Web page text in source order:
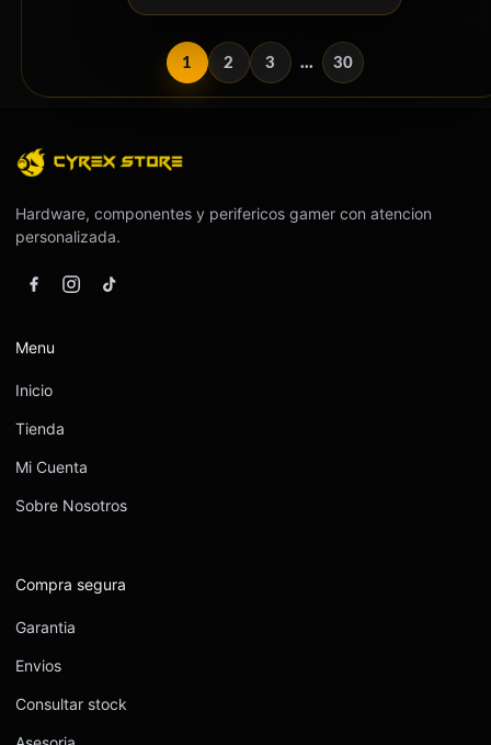
1 2 3 ... 30
Hardware, componentes y perifericos gamer con atencion
personalizada.
Menu
Inicio
Tienda
Mi Cuenta
Sobre Nosotros
Compra segura
Garantia
Envios
Consultar stock